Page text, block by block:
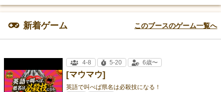
新着ゲーム このブースのゲーム一覧へ
[マウマウ]
英語で叫べば県名は必殺技になる！
4-8 5-20 6歳〜